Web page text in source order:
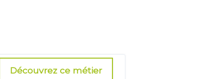
Découvrez ce métier